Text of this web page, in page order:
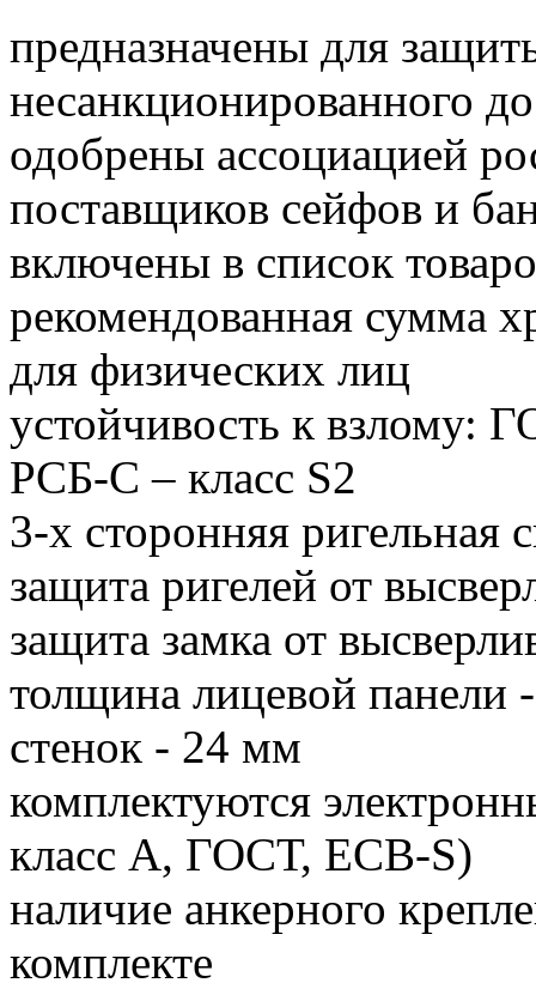
предназначены для
несанкционированного
одобрены ассоциацией
поставщиков сейфов и
включены в список
рекомендованная сумма
для физических лиц
устойчивость к взлому:
РСБ-С – класс S2
3-х сторонняя ригельная
защита ригелей от
защита замка от
толщина лицевой
стенок - 24 мм
комплектуются
класс А, ГОСТ, ECB-S)
наличие анкерного
комплекте